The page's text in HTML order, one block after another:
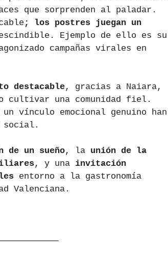
que sorprenden al paladar.
; los postres juegan un
Ejemplo de ello es su
campañas virales en
destacable, gracias a Naiara,
cultivar una comunidad fiel.
vínculo emocional genuino han
social.
de un sueño, la unión de la
, y una invitación
entorno a la gastronomía
Valenciana.